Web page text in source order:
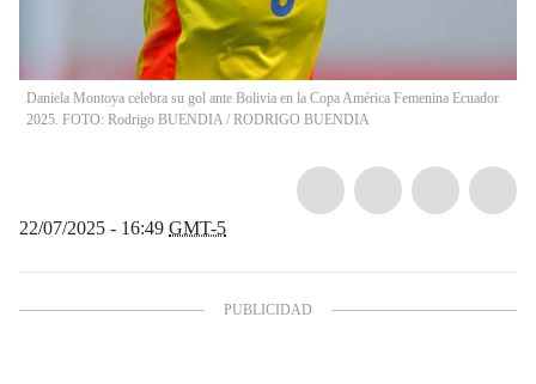
Daniela Montoya celebra su gol ante Bolivia en la Copa América Femenina Ecuador
2025. FOTO: Rodrigo BUENDIA / RODRIGO BUENDIA
22/07/2025 - 16:49 GMT-5